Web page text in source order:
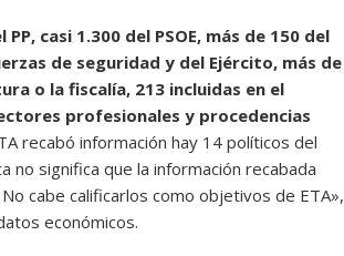
casi 1.300 del PSOE, más de 150 del
de seguridad y del Ejército, más de
o la fiscalía, 213 incluidas en el
profesionales y procedencias
recabó información hay 14 políticos del
no significa que la información recabada
cabe calificarlos como objetivos de ETA»,
económicos.